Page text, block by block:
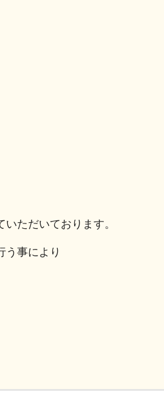
ただいております。
う事により